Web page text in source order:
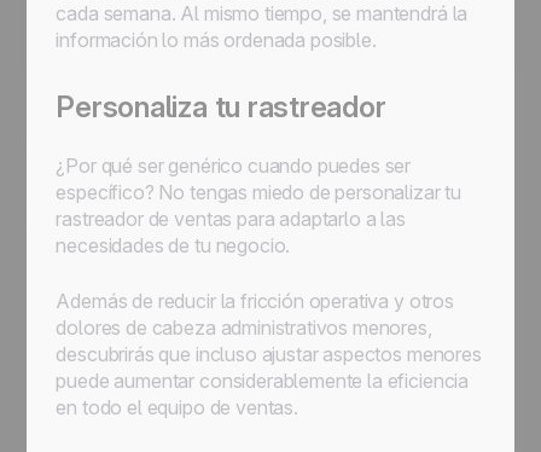
cada semana. Al mismo tiempo, se mantendrá la
información lo más ordenada posible.
Personaliza tu rastreador
¿Por qué ser genérico cuando puedes ser
específico? No tengas miedo de personalizar tu
rastreador de ventas para adaptarlo a las
necesidades de tu negocio.
Además de reducir la fricción operativa y otros
dolores de cabeza administrativos menores,
descubrirás que incluso ajustar aspectos menores
puede aumentar considerablemente la eficiencia
en todo el equipo de ventas.